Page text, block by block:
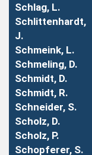
Schlag, L.
Schlittenhardt,
J.
Schmeink, L.
Schmeling, D.
Schmidt, D.
Schmidt, R.
Schneider, S.
Scholz, D.
Scholz, P.
Schopferer, S.